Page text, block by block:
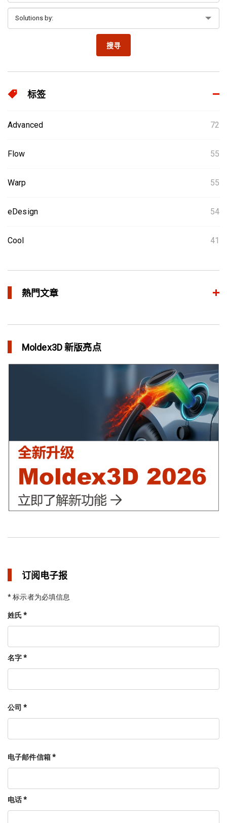
搜寻
标签
Advanced 72
Flow 55
Warp 55
eDesign 54
Cool 41
熱門文章
Moldex3D 新版亮点
订阅电子报
* 标示者为必填信息
姓氏 *
名字 *
公司 *
电子邮件信箱 *
电话 *